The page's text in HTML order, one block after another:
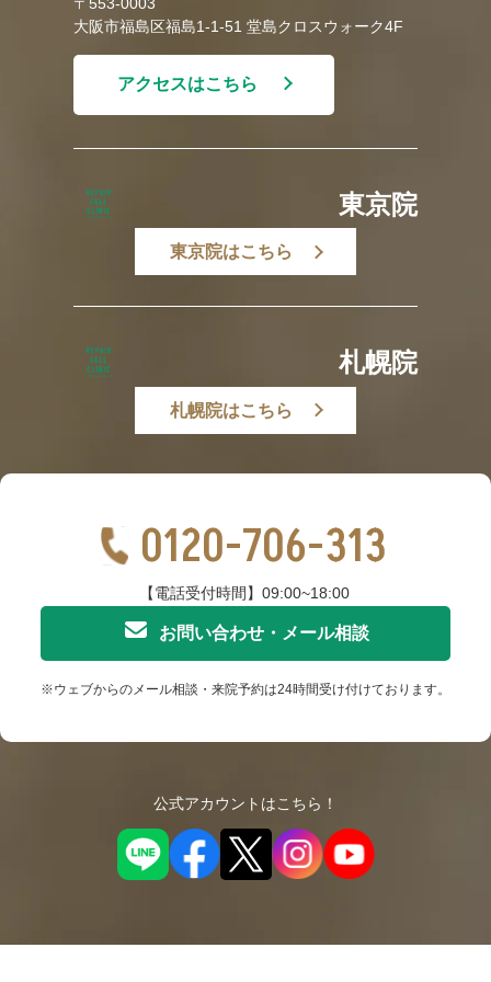
大阪市福島区福島1-1-51 堂島クロスウォーク4F
アクセスはこちら
東京院
東京院はこちら
札幌院
札幌院はこちら
0120-706-313
【電話受付時間】09:00~18:00
お問い合わせ・メール相談
※ウェブからのメール相談・来院予約は24時間受け付けております。
公式アカウントはこちら！